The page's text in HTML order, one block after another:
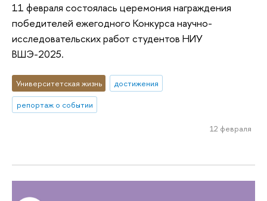
11 февраля состоялась церемония награждения
победителей ежегодного Конкурса научно-
исследовательских работ студентов НИУ
ВШЭ-2025.
Университетская жизнь
достижения
репортаж о событии
12 февраля